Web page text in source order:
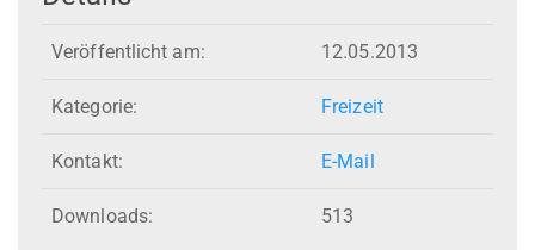
Veröffentlicht am: 12.05.2013
Kategorie: Freizeit
Kontakt: E-Mail
Downloads: 513